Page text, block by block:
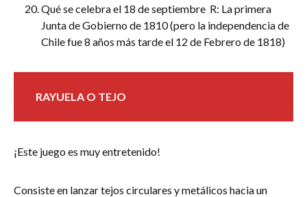
Qué se celebra el 18 de septiembre R: La primera
Junta de Gobierno de 1810 (pero la independencia de
Chile fue 8 años más tarde el 12 de Febrero de 1818)
RAYUELA O TEJO
¡Este juego es muy entretenido!
Consiste en lanzar tejos circulares y metálicos hacia un